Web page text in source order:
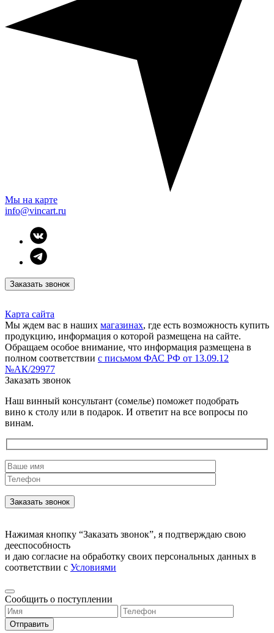
Мы на карте
info@vincart.ru
Заказать звонок
Карта сайта
Мы ждем вас в наших магазинах, где есть возможность купить
продукцию, информация о которой размещена на сайте.
Обращаем особое внимание, что информация размещена в
полном соответствии с письмом ФАС РФ от 13.09.12
№АК/29977
Заказать звонок
Наш винный консультант (сомелье) поможет подобрать
вино к столу или в подарок. И ответит на все вопросы по
винам.
Нажимая кнопку “Заказать звонок”, я подтверждаю свою
дееспособность
и даю согласие на обработку своих персональных данных в
соответствии с Условиями
Сообщить о поступлении